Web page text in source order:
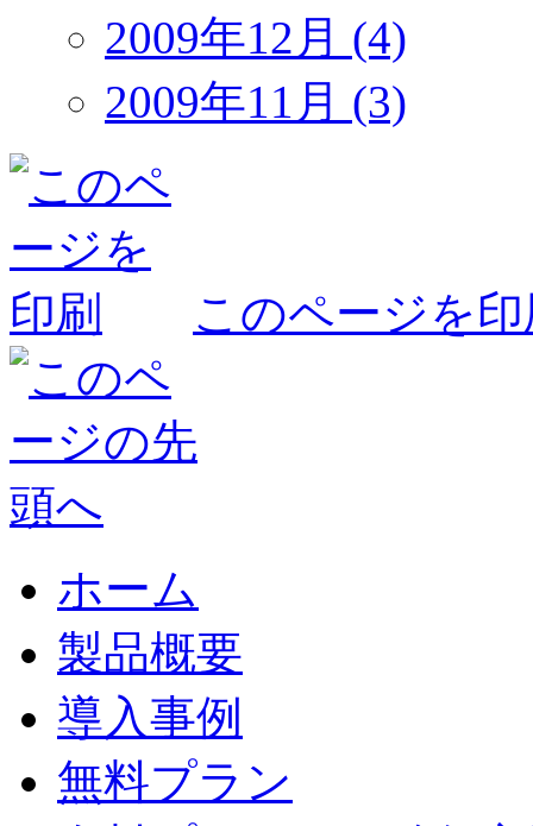
2009年12月 (4)
2009年11月 (3)
このページを
ホーム
製品概要
導入事例
無料プラン